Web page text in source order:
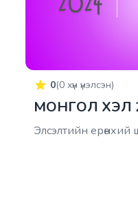
0(0 хүн үнэлсэн)
МОНГОЛ ХЭЛ
Элсэлтийн ерөнхий